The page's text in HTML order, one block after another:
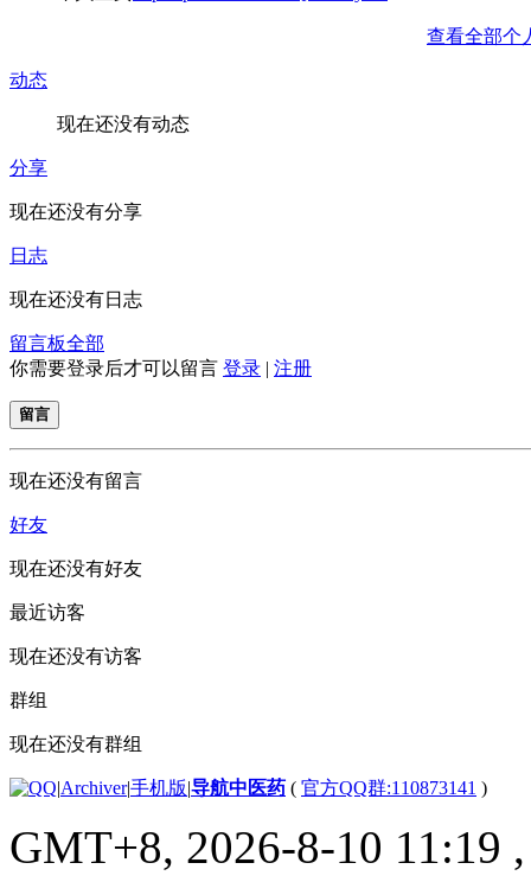
查看全部个
动态
现在还没有动态
分享
现在还没有分享
日志
现在还没有日志
留言板全部
你需要登录后才可以留言 登录 | 注册
留言
现在还没有留言
好友
现在还没有好友
最近访客
现在还没有访客
群组
现在还没有群组
|Archiver|手机版|导航中医药 ( 官方QQ群:110873141 )
GMT+8, 2026-8-10 11:19